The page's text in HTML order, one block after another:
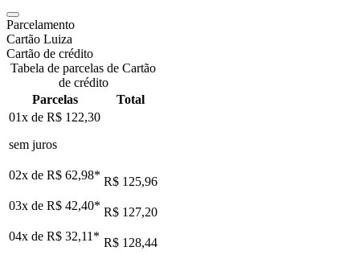
Parcelamento
Cartão Luiza
Cartão de crédito
Tabela de parcelas de Cartão
de crédito
Parcelas
Total
01x de R$ 122,30
sem juros
02x de R$ 62,98* R$ 125,96
03x de R$ 42,40* R$ 127,20
04x de R$ 32,11 * R$ 128,44